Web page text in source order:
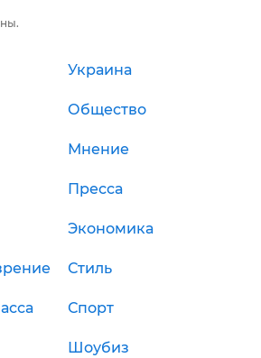
Украина
Общество
Мнение
Пресса
Экономика
Стиль
Спорт
Шоубиз